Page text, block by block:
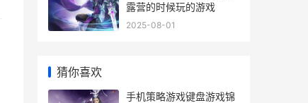
露营的时候玩的游戏
2025-08-01
猜你喜欢
手机策略游戏键盘游戏锦